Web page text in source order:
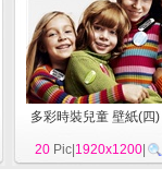
多彩時裝兒童 壁紙(四)
20Pic| 1920x1200|